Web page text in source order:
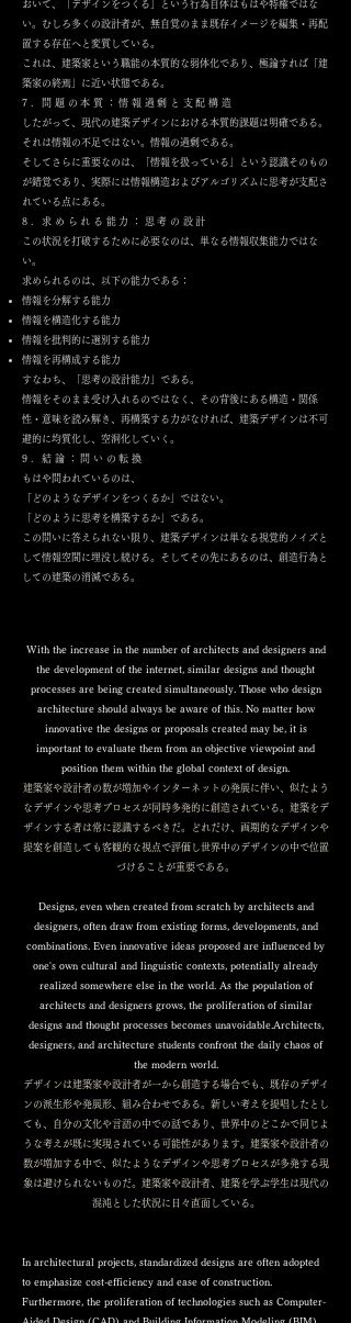
おいて、「デザインをつくる」という行為自体はもはや特権ではな
い。むしろ多くの設計者が、無自覚のまま既存イメージを編集・再配
置する存在へと変質している。
これは、建築家という職能の本質的な弱体化であり、極論すれば「建
築家の終焉」に近い状態である。
7. 問題の本質：情報過剰と支配構造
したがって、現代の建築デザインにおける本質的課題は明確である。
それは情報の不足ではない。情報の過剰である。
そしてさらに重要なのは、「情報を扱っている」という認識そのもの
が錯覚であり、実際には情報構造およびアルゴリズムに思考が支配さ
れている点にある。
8. 求められる能力：思考の設計
この状況を打破するために必要なのは、単なる情報収集能力ではな
い。
求められるのは、以下の能力である：
情報を分解する能力
情報を構造化する能力
情報を批判的に選別する能力
情報を再構成する能力
すなわち、「思考の設計能力」である。
情報をそのまま受け入れるのではなく、その背後にある構造・関係
性・意味を読み解き、再構築する力がなければ、建築デザインは不可
避的に均質化し、空洞化していく。
9. 結論：問いの転換
もはや問われているのは、
「どのようなデザインをつくるか」ではない。
「どのように思考を構築するか」である。
この問いに答えられない限り、建築デザインは単なる視覚的ノイズと
して情報空間に埋没し続ける。そしてその先にあるのは、創造行為と
しての建築の消滅である。
With the increase in the number of architects and designers and
the development of the internet, similar designs and thought
processes are being created simultaneously. Those who design
architecture should always be aware of this. No matter how
innovative the designs or proposals created may be, it is
important to evaluate them from an objective viewpoint and
position them within the global context of design.
建築家や設計者の数が増加やインターネットの発展に伴い、似たよう
なデザインや思考プロセスが同時多発的に創造されている。​建築をデ
ザインする者は常に認識するべきだ。
どれだけ、画期的なデザインや
提案を創造しても客観的な視点で評価し世界中のデザインの中で位置
づけることが重要である。
Designs, even when created from scratch by architects and
designers, often draw from existing forms, developments, and
combinations. Even innovative ideas proposed are influenced by
one's own cultural and linguistic contexts, potentially already
realized somewhere else in the world. As the population of
architects and designers grows, the proliferation of similar
designs and thought processes becomes unavoidable.Architects,
designers, and architecture students confront the daily chaos of
the modern world.
デザインは建築家や設計者が一から創造する場合でも、既存のデザイ
ンの派生形や発展形、組み合わせである。新しい考えを提唱したとし
ても、自分の文化や言語の中での話であり、世界中のどこかで同じよ
うな考えが既に実現されている可能性があります。建築家や設計者の
数が増加する中で、似たようなデザインや思考プロセスが多発する現
象は避けられないものだ。建築家や設計者、建築を学ぶ学生は現代の
混沌とした状況に日々直面している。
In architectural projects, standardized designs are often adopted
to emphasize cost-efficiency and ease of construction.
Furthermore, the proliferation of technologies such as Computer-